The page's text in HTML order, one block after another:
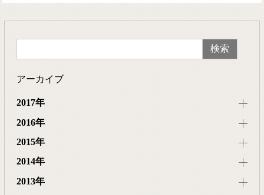
アーカイブ
2017年
2016年
2015年
2014年
2013年